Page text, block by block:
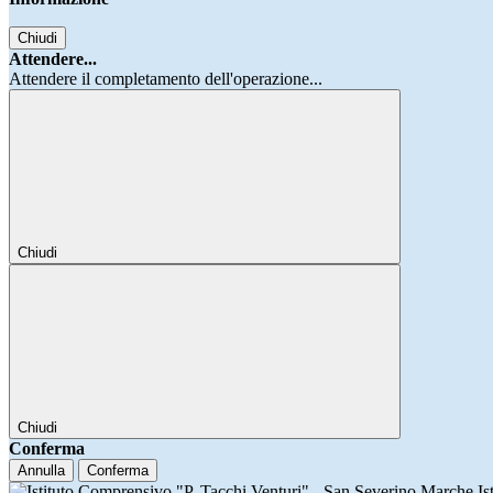
Chiudi
Attendere...
Attendere il completamento dell'operazione...
Chiudi
Chiudi
Conferma
Annulla Conferma